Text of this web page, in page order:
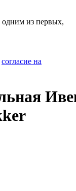
одним из первых,
согласие на